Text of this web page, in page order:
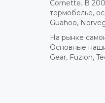
Cornette. В
термобелье,
Guahoo,
На рынке
Основные
Gear, Fuzion,